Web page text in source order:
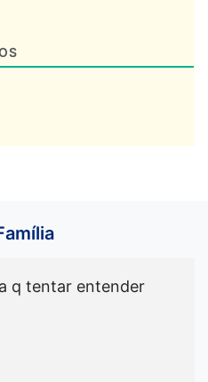
q tentar entender